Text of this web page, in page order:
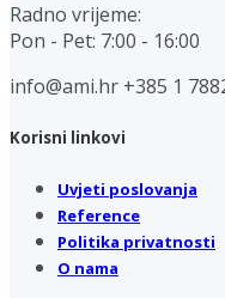
Radno vrijeme:
Pon - Pet: 7:00 - 16:00
info@ami.hr +385 1
Korisni linkovi
Uvjeti poslovanja
Reference
Politika privatnosti
O nama